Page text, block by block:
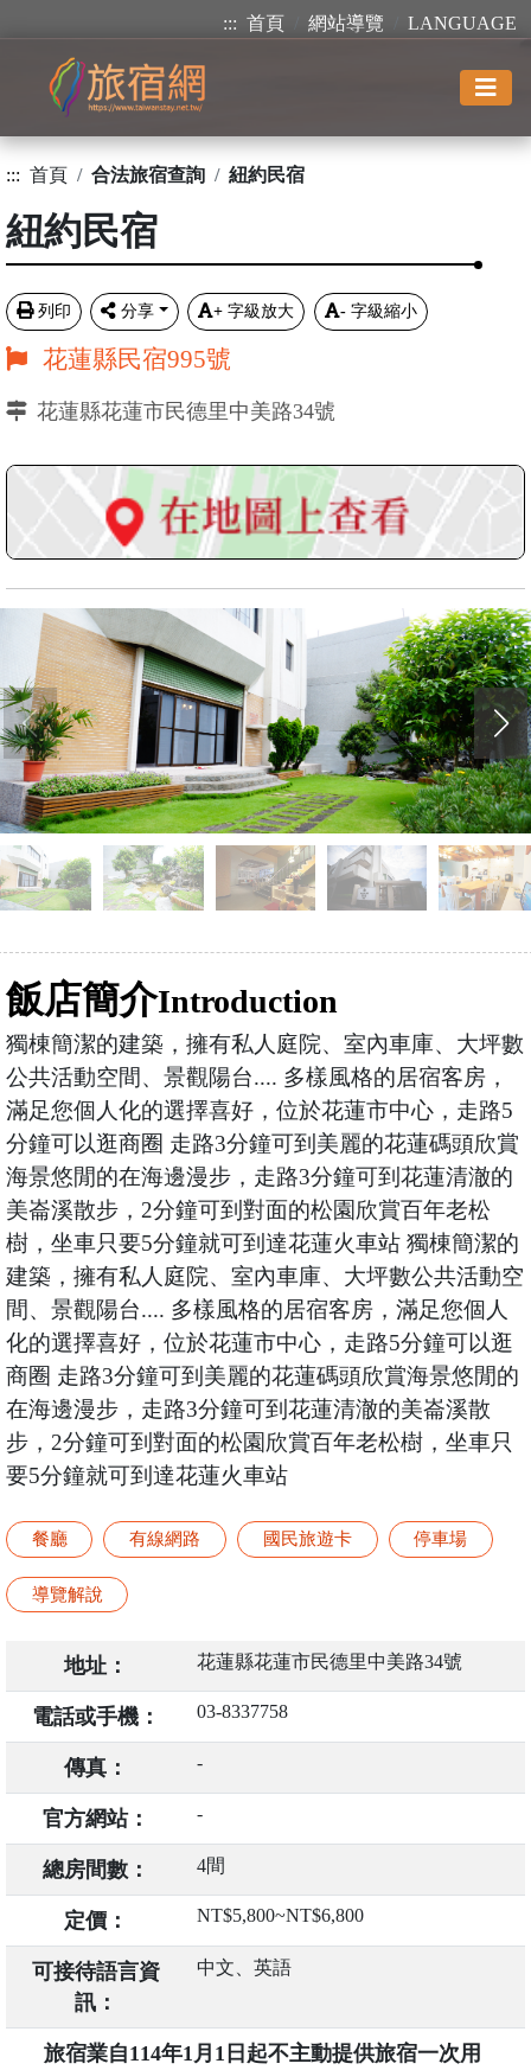
::: 首頁 網站導覽 LANGUAGE
::: 首頁 合法旅宿查詢 紐約民宿
紐約民宿
列印 分享 + 字級放大 - 字級縮小
花蓮縣民宿995號
花蓮縣花蓮市民德里中美路34號
飯店簡介Introduction
獨棟簡潔的建築，擁有私人庭院、室內車庫、大坪數
公共活動空間、景觀陽台.... 多樣風格的居宿客房，
滿足您個人化的選擇喜好，位於花蓮市中心，走路5
分鐘可以逛商圈 走路3分鐘可到美麗的花蓮碼頭欣賞
海景悠閒的在海邊漫步，走路3分鐘可到花蓮清澈的
美崙溪散步，2分鐘可到對面的松園欣賞百年老松
樹，坐車只要5分鐘就可到達花蓮火車站 獨棟簡潔的
建築，擁有私人庭院、室內車庫、大坪數公共活動空
間、景觀陽台.... 多樣風格的居宿客房，滿足您個人
化的選擇喜好，位於花蓮市中心，走路5分鐘可以逛
商圈 走路3分鐘可到美麗的花蓮碼頭欣賞海景悠閒的
在海邊漫步，走路3分鐘可到花蓮清澈的美崙溪散
步，2分鐘可到對面的松園欣賞百年老松樹，坐車只
要5分鐘就可到達花蓮火車站
餐廳 有線網路 國民旅遊卡 停車場
導覽解說
地址： 花蓮縣花蓮市民德里中美路34號
電話或手機： 03-8337758
傳真： -
官方網站： -
總房間數： 4間
定價： NT$5,800~NT$6,800
可接待語言資
訊：
中文、英語
旅宿業自114年1月1日起不主動提供旅宿一次用